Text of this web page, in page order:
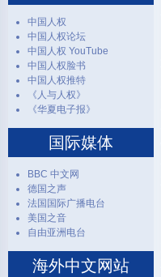
中国人权
中国人权论坛
中国人权 YouTube
中国人权脸书
中国人权推特
《人与人权》
《华夏电子报》
国际媒体
BBC 中文网
德国之声
法国国际广播电台
美国之音
自由亚洲电台
海外中文网站